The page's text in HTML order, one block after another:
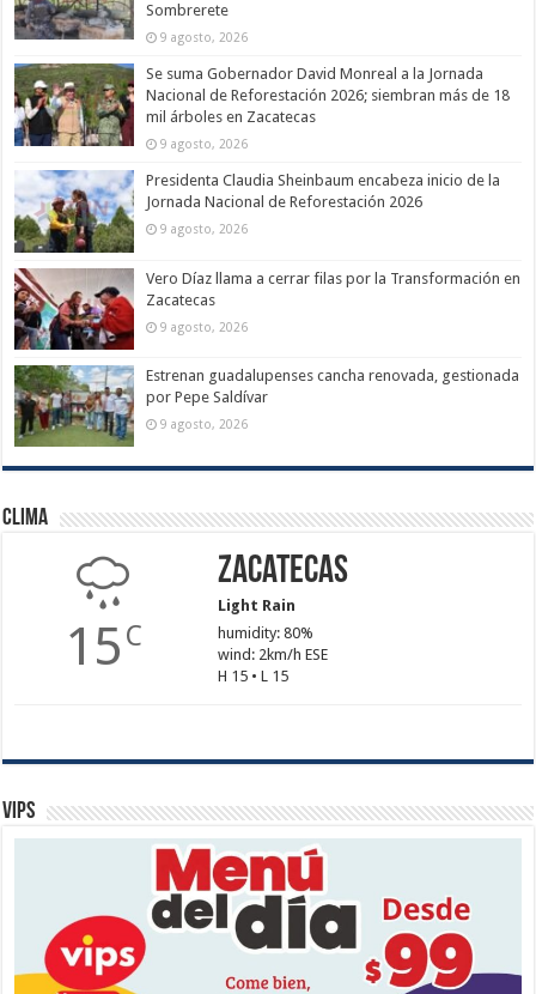
Sombrerete
9 agosto, 2026
Se suma Gobernador David Monreal a la Jornada
Nacional de Reforestación 2026; siembran más de 18
mil árboles en Zacatecas
9 agosto, 2026
Presidenta Claudia Sheinbaum encabeza inicio de la
Jornada Nacional de Reforestación 2026
9 agosto, 2026
Vero Díaz llama a cerrar filas por la Transformación en
Zacatecas
9 agosto, 2026
Estrenan guadalupenses cancha renovada, gestionada
por Pepe Saldívar
9 agosto, 2026
Clima
15 C
Zacatecas
Light Rain
humidity: 80%
wind: 2km/h ESE
H 15 • L 15
Vips